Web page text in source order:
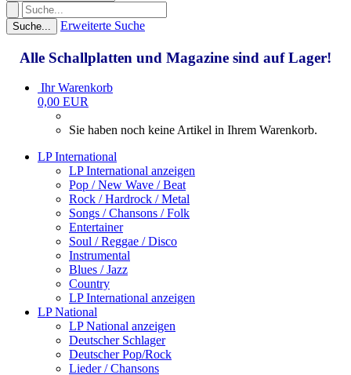
Suche... Erweiterte Suche
Alle Schallplatten und Magazine sind auf Lager!
Ihr Warenkorb
0,00 EUR
Sie haben noch keine Artikel in Ihrem Warenkorb.
LP International
LP International anzeigen
Pop / New Wave / Beat
Rock / Hardrock / Metal
Songs / Chansons / Folk
Entertainer
Soul / Reggae / Disco
Instrumental
Blues / Jazz
Country
LP International anzeigen
LP National
LP National anzeigen
Deutscher Schlager
Deutscher Pop/Rock
Lieder / Chansons